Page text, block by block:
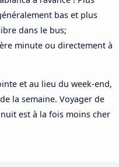
bas et plus
dans le bus;
minute ou directement à
et au lieu du week-end,
la semaine. Voyager de
est à la fois moins cher